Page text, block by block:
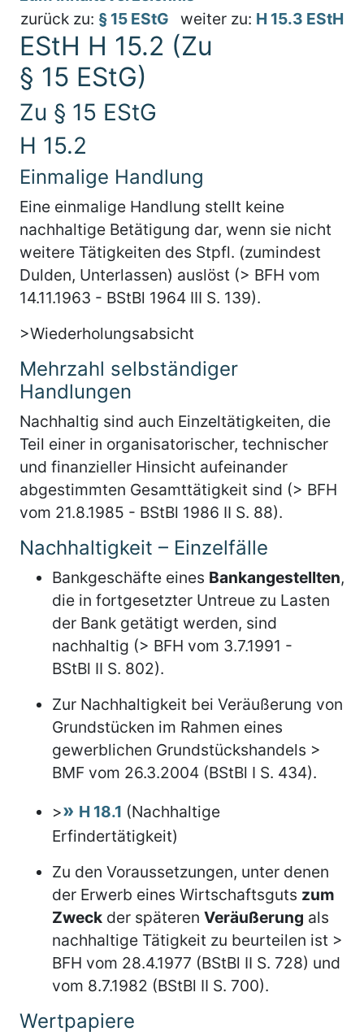
zurück zu: § 15 EStG weiter zu: H 15.3 EStH
EStH H 15.2 (Zu
§ 15 EStG)
Zu § 15 EStG
H 15.2
Einmalige Handlung
Eine einmalige Handlung stellt keine
nachhaltige Betätigung dar, wenn sie nicht
weitere Tätigkeiten des Stpfl. (zumindest
Dulden, Unterlassen) auslöst (> BFH vom
14.11.1963 - BStBl 1964 III S. 139).
>Wiederholungsabsicht
Mehrzahl selbständiger
Handlungen
Nachhaltig sind auch Einzeltätigkeiten, die
Teil einer in organisatorischer, technischer
und finanzieller Hinsicht aufeinander
abgestimmten Gesamttätigkeit sind (> BFH
vom 21.8.1985 - BStBl 1986 II S. 88).
Nachhaltigkeit – Einzelfälle
Bankgeschäfte eines Bankangestellten,
die in fortgesetzter Untreue zu Lasten
der Bank getätigt werden, sind
nachhaltig (> BFH vom 3.7.1991 -
BStBl II S. 802).
Zur Nachhaltigkeit bei Veräußerung von
Grundstücken im Rahmen eines
gewerblichen Grundstückshandels >
BMF vom 26.3.2004 (BStBl I S. 434).
>
H 18.1 (Nachhaltige
Erfindertätigkeit)
Zu den Voraussetzungen, unter denen
der Erwerb eines Wirtschaftsguts zum
Zweck der späteren Veräußerung als
nachhaltige Tätigkeit zu beurteilen ist >
BFH vom 28.4.1977 (BStBl II S. 728) und
vom 8.7.1982 (BStBl II S. 700).
Wertpapiere